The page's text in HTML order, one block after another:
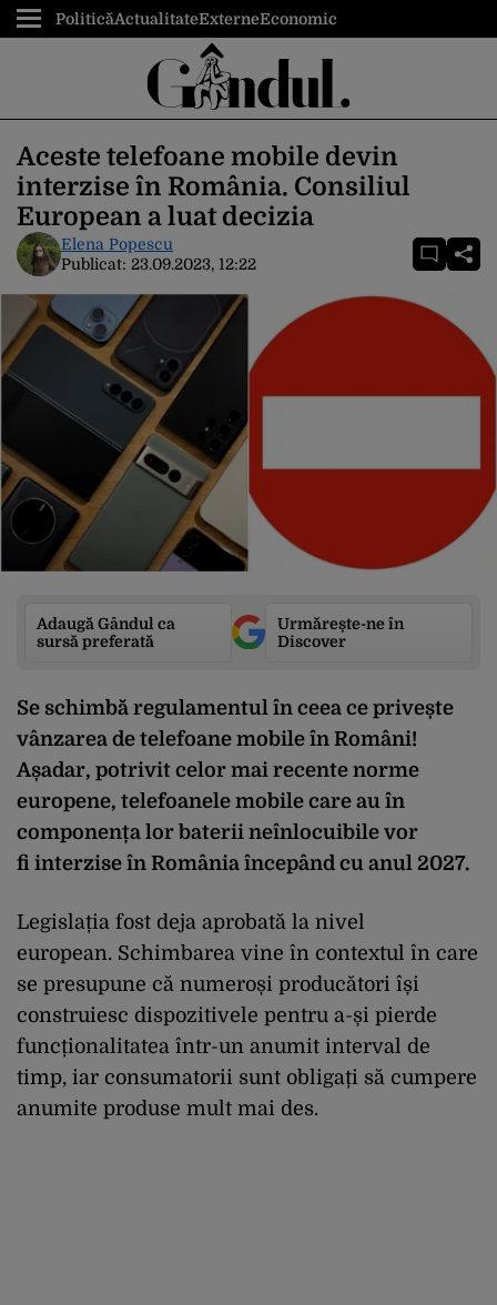
PoliticăActualitateExterneEconomic
Aceste telefoane mobile devin
interzise în România. Consiliul
European a luat decizia
Elena Popescu
Publicat: 23.09.2023, 12:22
Adaugă Gândul ca
sursă preferată
Urmărește-ne în
Discover
Se schimbă regulamentul în ceea ce privește
vânzarea de telefoane mobile în Români!
Așadar, potrivit celor mai recente norme
europene, telefoanele mobile care au în
componența lor baterii neînlocuibile vor
fi interzise în România începând cu anul 2027.
Legislația fost deja aprobată la nivel
european. Schimbarea vine în contextul în care
se presupune că numeroși producători își
construiesc dispozitivele pentru a-și pierde
funcționalitatea într-un anumit interval de
timp, iar consumatorii sunt obligați să cumpere
anumite produse mult mai des.